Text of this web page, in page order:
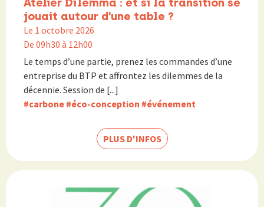
jouait autour d’une table ?
Le 1 octobre 2026
De 09h30 à 12h00
Le temps d’une partie, prenez les commandes d’une
entreprise du BTP et affrontez les dilemmes de la
décennie. Session de [...]
#carbone #éco-conception #événement
PLUS D'INFOS